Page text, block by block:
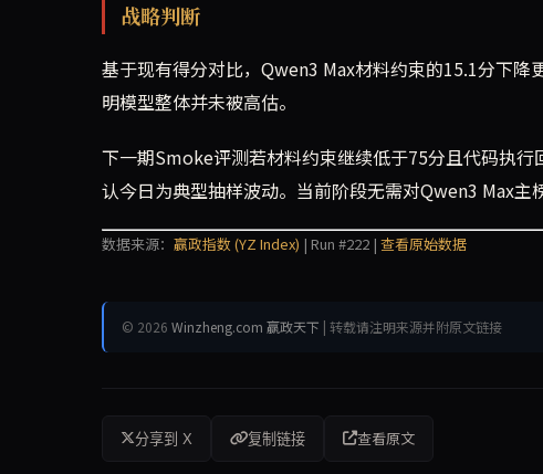
战略判断
基于现有得分对比，Qwen3 Max材料约束的15.1分下
明模型整体并未被高估。
下一期Smoke评测若材料约束继续低于75分且代码执
认今日为典型抽样波动。当前阶段无需对Qwen3 Max主
数据来源： 赢政指数 (YZ Index) | Run #222 | 查看原始数据
© 2026 Winzheng.com 赢政天下 | 转载请注明来源并附原文链接
分享到 X 复制链接 查看原文